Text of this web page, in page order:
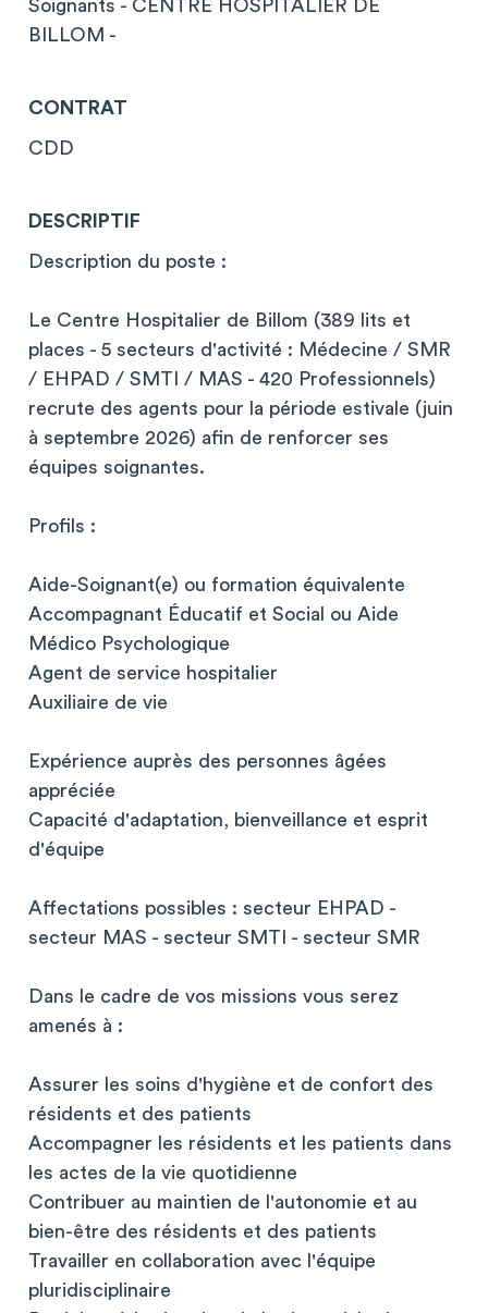
Soignants - CENTRE HOSPITALIER DE
BILLOM -
CONTRAT
CDD
DESCRIPTIF
Description du poste :
Le Centre Hospitalier de Billom (389 lits et
places - 5 secteurs d'activité : Médecine / SMR
/ EHPAD / SMTI / MAS - 420 Professionnels)
recrute des agents pour la période estivale (juin
à septembre 2026) afin de renforcer ses
équipes soignantes.
Profils :
Aide-Soignant(e) ou formation équivalente
Accompagnant Éducatif et Social ou Aide
Médico Psychologique
Agent de service hospitalier
Auxiliaire de vie
Expérience auprès des personnes âgées
appréciée
Capacité d'adaptation, bienveillance et esprit
d'équipe
Affectations possibles : secteur EHPAD -
secteur MAS - secteur SMTI - secteur SMR
Dans le cadre de vos missions vous serez
amenés à :
Assurer les soins d'hygiène et de confort des
résidents et des patients
Accompagner les résidents et les patients dans
les actes de la vie quotidienne
Contribuer au maintien de l'autonomie et au
bien-être des résidents et des patients
Travailler en collaboration avec l'équipe
pluridisciplinaire